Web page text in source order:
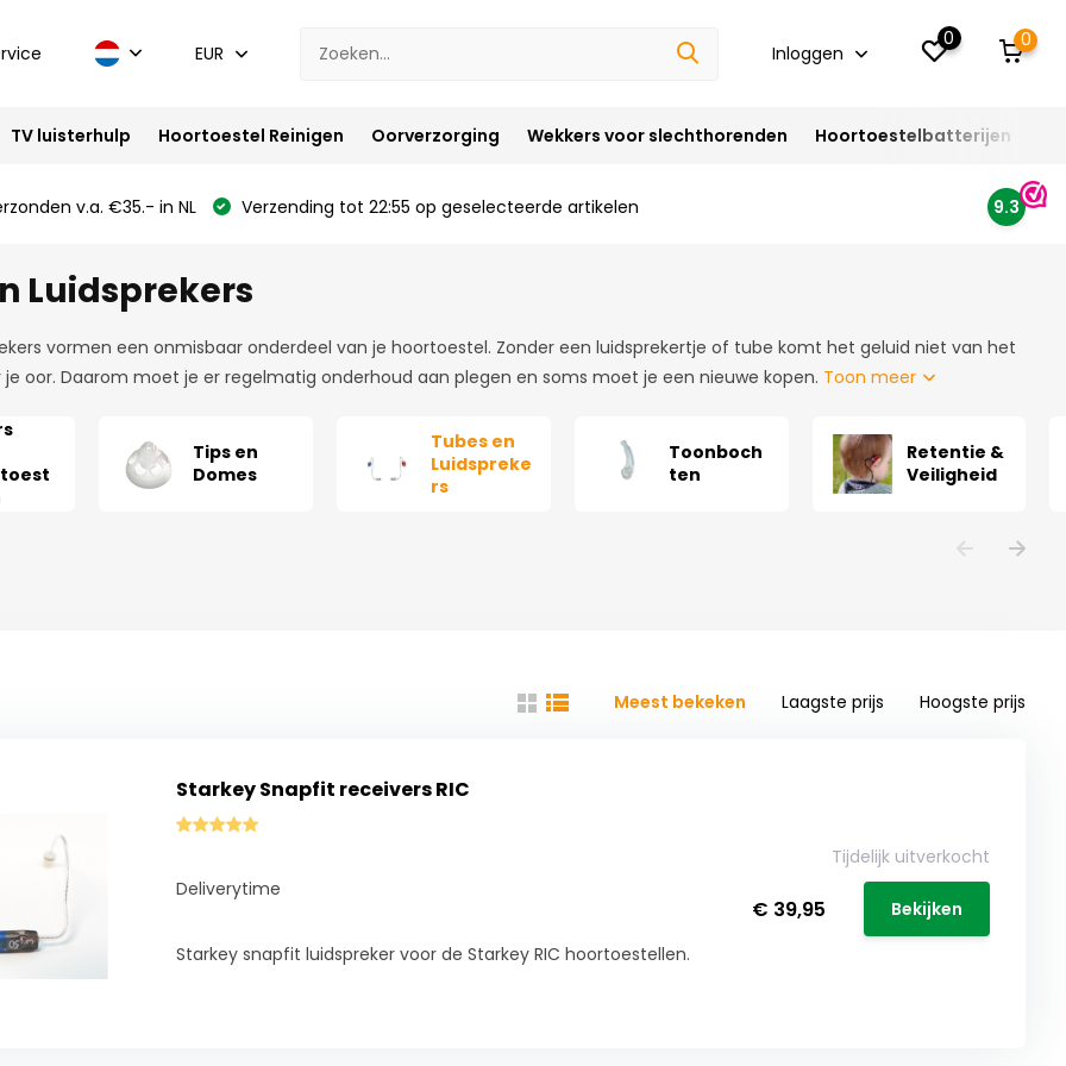
EUR Inloggen
0 0
TV luisterhulp Hoortoestel Reinigen Oorverzorging Wekkers voor slechthorenden Hoortoestelbatterijen
v.a. €35.- in NL Verzending tot 22:55 op geselecteerde artikelen 9.3
Luidsprekers
vormen een onmisbaar onderdeel van je hoortoestel. Zonder een luidsprekertje of tube komt het geluid niet van het
oor. Daarom moet je er regelmatig onderhoud aan plegen en soms moet je een nieuwe kopen. Toon meer
Tips en
Domes
Tubes en
Luidspreke
rs
Toonboch
ten
Retentie &
Veiligheid
Meest bekeken Laagste prijs Hoogste prijs
Starkey Snapfit receivers RIC
Deliverytime
Starkey snapfit luidspreker voor de Starkey RIC hoortoestellen.
Tijdelijk uitverkocht
€ 39,95 Bekijken